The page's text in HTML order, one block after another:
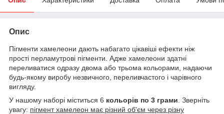
Опис
Пігменти хамелеони дають набагато цікавіші ефекти ніж
прості перламутрові пігменти. Адже хамелеони здатні
переливатися одразу двома або трьома кольорами, надаючи
будь-якому виробу незвичного, переливчастого і чарівного
вигляду.
У нашому наборі міститься 6 кольорів по 3 грами . Зверніть
увагу: пігмент хамелеон має різний об'єм через різну